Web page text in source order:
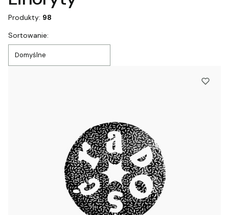
Produkty: 98
Lista produktów
Sortowanie:
Domyślne